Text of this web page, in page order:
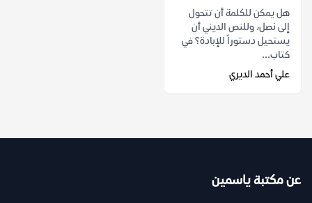
هل يمكن للكلمة أن تتحول
إلى نصل، وللنص الديني أن
يستحيل دستوراً للإبادة؟ في
كتاب...
علي أحمد الديري
عن مكتبة ياسمين